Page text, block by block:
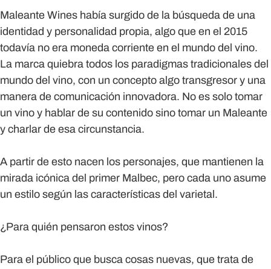
Maleante Wines había surgido de la búsqueda de una
identidad y personalidad propia, algo que en el 2015
todavía no era moneda corriente en el mundo del vino.
La marca quiebra todos los paradigmas tradicionales del
mundo del vino, con un concepto algo transgresor y una
manera de comunicación innovadora. No es solo tomar
un vino y hablar de su contenido sino tomar un Maleante
y charlar de esa circunstancia.
A partir de esto nacen los personajes, que mantienen la
mirada icónica del primer Malbec, pero cada uno asume
un estilo según las características del varietal.
¿Para quién pensaron estos vinos?
Para el público que busca cosas nuevas, que trata de